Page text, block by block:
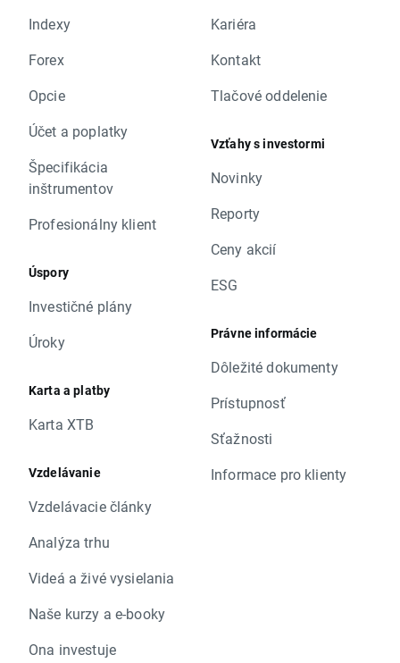
Indexy
Forex
Opcie
Účet a poplatky
Špecifikácia
inštrumentov
Profesionálny klient
Úspory
Investičné plány
Úroky
Karta a platby
Karta XTB
Vzdelávanie
Vzdelávacie články
Analýza trhu
Videá a živé vysielania
Naše kurzy a e-booky
Ona investuje
Kariéra
Kontakt
Tlačové oddelenie
Vzťahy s investormi
Novinky
Reporty
Ceny akcií
ESG
Právne informácie
Dôležité dokumenty
Prístupnosť
Sťažnosti
Informace pro klienty